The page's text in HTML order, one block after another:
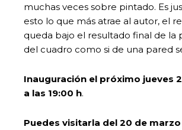
muchas veces sobre pintado. Es
esto lo que más atrae al autor, el
queda bajo el resultado final de la
del cuadro como si de una pared
Inauguración el próximo jueves
a las 19:00 h.
Puedes visitarla del 20 de